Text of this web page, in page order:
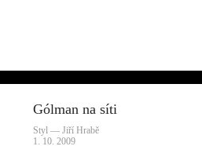
Gólman na síti
Styl — Jiří Hrabě
1. 10. 2009